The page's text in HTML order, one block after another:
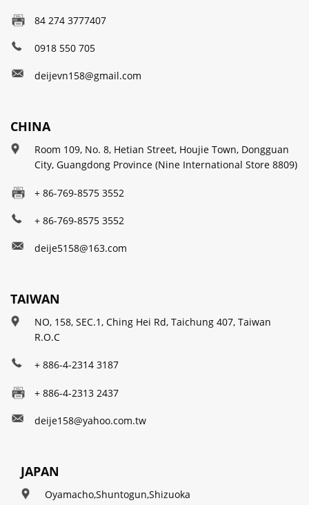
84 274 3777407
0918 550 705
deijevn158@gmail.com
CHINA
Room 109, No. 8, Hetian Street, Houjie Town, Dongguan
City, Guangdong Province (Nine International Store 8809)
+ 86-769-8575 3552
+ 86-769-8575 3552
deije5158@163.com
TAIWAN
NO, 158, SEC.1, Ching Hei Rd, Taichung 407, Taiwan
R.O.C
+ 886-4-2314 3187
+ 886-4-2313 2437
deije158@yahoo.com.tw
JAPAN
Oyamacho,Shuntogun,Shizuoka